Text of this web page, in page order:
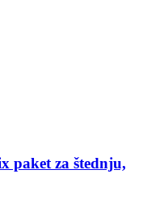
paket za štednju,